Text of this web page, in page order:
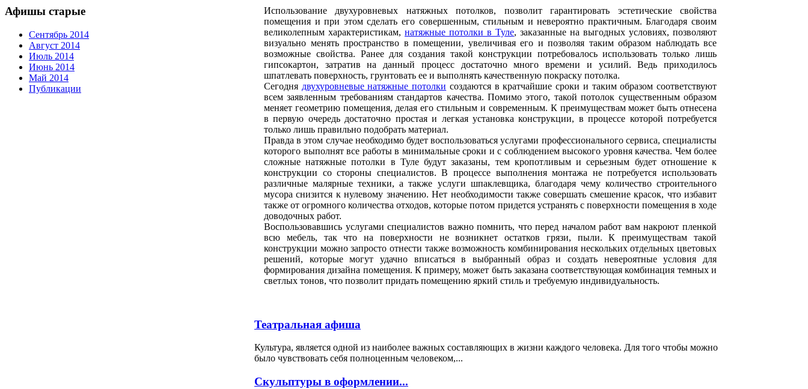
Афишы старые
Сентябрь 2014
Август 2014
Июль 2014
Июнь 2014
Май 2014
Публикации
Использование двухуровневых натяжных потолков, позволит гарантировать эстетические свойства
помещения и при этом сделать его совершенным, стильным и невероятно практичным. Благодаря своим
великолепным характеристикам, натяжные потолки в Туле, заказанные на выгодных условиях, позволяют
визуально менять пространство в помещении, увеличивая его и позволяя таким образом наблюдать все
возможные свойства. Ранее для создания такой конструкции потребовалось использовать только лишь
гипсокартон, затратив на данный процесс достаточно много времени и усилий. Ведь приходилось
шпатлевать поверхность, грунтовать ее и выполнять качественную покраску потолка.
Сегодня двухуровневые натяжные потолки создаются в кратчайшие сроки и таким образом соответствуют
всем заявленным требованиям стандартов качества. Помимо этого, такой потолок существенным образом
меняет геометрию помещения, делая его стильным и современным. К преимуществам может быть отнесена
в первую очередь достаточно простая и легкая установка конструкции, в процессе которой потребуется
только лишь правильно подобрать материал.
Правда в этом случае необходимо будет воспользоваться услугами профессионального сервиса, специалисты
которого выполнят все работы в минимальные сроки и с соблюдением высокого уровня качества. Чем более
сложные натяжные потолки в Туле будут заказаны, тем кропотливым и серьезным будет отношение к
конструкции со стороны специалистов. В процессе выполнения монтажа не потребуется использовать
различные малярные техники, а также услуги шпаклевщика, благодаря чему количество строительного
мусора снизится к нулевому значению. Нет необходимости также совершать смешение красок, что избавит
также от огромного количества отходов, которые потом придется устранять с поверхности помещения в ходе
доводочных работ.
Воспользовавшись услугами специалистов важно помнить, что перед началом работ вам накроют пленкой
всю мебель, так что на поверхности не возникнет остатков грязи, пыли. К преимуществам такой
конструкции можно запросто отнести также возможность комбинирования нескольких отдельных цветовых
решений, которые могут удачно вписаться в выбранный образ и создать невероятные условия для
формирования дизайна помещения. К примеру, может быть заказана соответствующая комбинация темных и
светлых тонов, что позволит придать помещению яркий стиль и требуемую индивидуальность.
Театральная афиша
Культура, является одной из наиболее важных составляющих в жизни каждого человека. Для того чтобы можно
было чувствовать себя полноценным человеком,...
Скульптуры в оформлении...